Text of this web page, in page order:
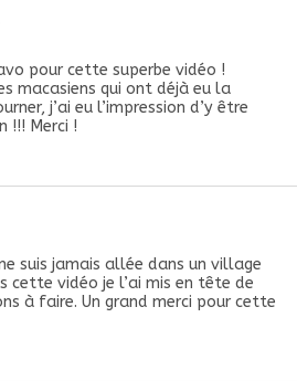
pour cette superbe vidéo !
macasiens qui ont déjà eu la
j’ai eu l’impression d’y être
!!! Merci !
suis jamais allée dans un village
cette vidéo je l’ai mis en tête de
à faire. Un grand merci pour cette